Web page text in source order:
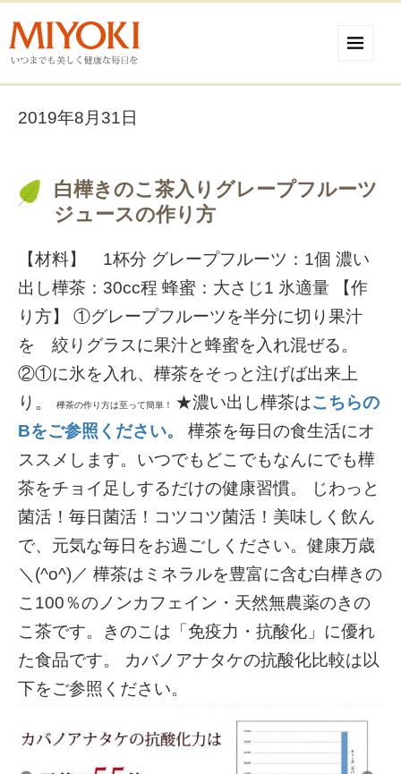
2019年8月31日
白樺きのこ茶入りグレープフルーツ
ジュースの作り方
【材料】 1杯分 グレープフルーツ：1個 濃い
出し樺茶：30cc程 蜂蜜：大さじ1 氷適量 【作
り方】 ①グレープフルーツを半分に切り果汁
を 絞りグラスに果汁と蜂蜜を入れ混ぜる。
②①に氷を入れ、樺茶をそっと注げば出来上
り。
樺茶の作り方は至って簡単！ ★濃い出し樺茶はこちらの
Bをご参照ください。
樺茶を毎日の食生活にオ
ススメします。いつでもどこでもなんにでも樺
茶をチョイ足しするだけの健康習慣。 じわっと
菌活！毎日菌活！コツコツ菌活！美味しく飲ん
で、元気な毎日をお過ごしください。健康万歳
＼(^o^)／ 樺茶はミネラルを豊富に含む白樺きの
こ100％のノンカフェイン・天然無農薬のきの
こ茶です。きのこは「免疫力・抗酸化」に優れ
た食品です。 カバノアナタケの抗酸化比較は以
下をご参照ください。